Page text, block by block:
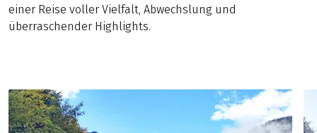
einer Reise voller Vielfalt, Abwechslung und
überraschender Highlights.